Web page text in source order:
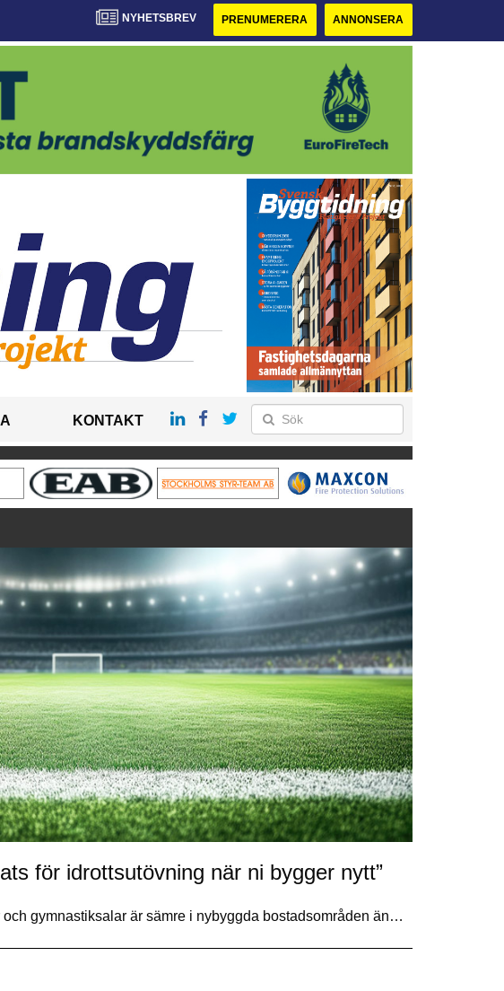
NYHETSBREV PRENUMERERA ANNONSERA
KONTAKT
för idrottsutövning när ni bygger nytt”
gymnastiksalar är sämre i nybyggda bostadsområden än…